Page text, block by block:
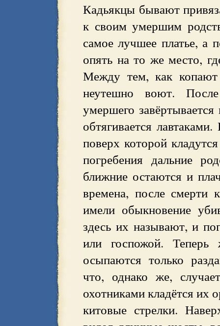
Кадьякцы бывают
к своим умершим
самое лучшее платье, а
опять на то же место,
Между тем, как копают
неутешно воют.
умершего
обтягивается
поверх которой
погребения дальние
ближние остаются и
времена, после смерти
имели обыкновение
здесь их называют, и
или госпожой.
осыпаются только
что, однако же,
охотниками кладётся их
китовые стрелки.